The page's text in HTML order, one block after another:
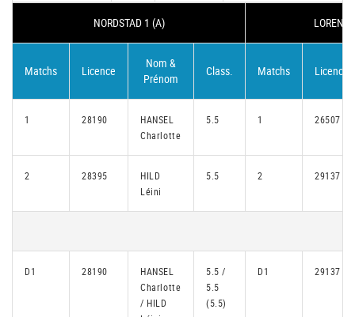
NORDSTAD 1 (A)
Matchs Licence
Nom &
Prénom
Class. Matchs Licence
1 28190
HANSEL
Charlotte
5.5 1 26507
2 28395
HILD
Léini
5.5 2 29137
D1 28190
HANSEL
Charlotte
/ HILD
5.5 /
5.5
(5.5)
D1 29137